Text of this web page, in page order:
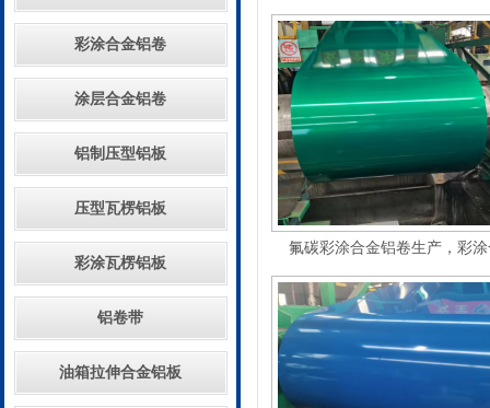
彩涂合金铝卷
涂层合金铝卷
铝制压型铝板
压型瓦楞铝板
彩涂瓦楞铝板
铝卷带
油箱拉伸合金铝板
氟碳彩涂合金铝卷生产，彩